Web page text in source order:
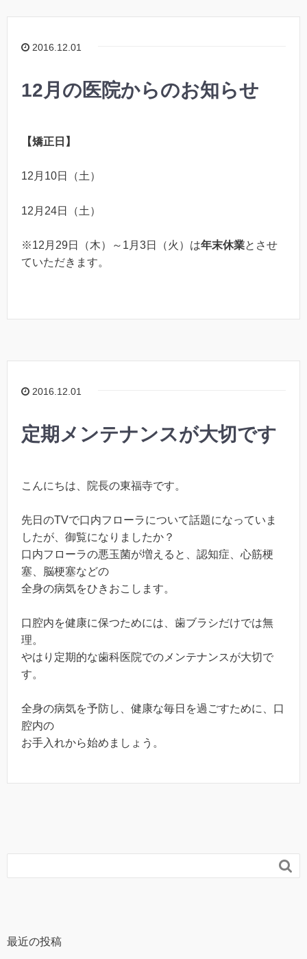
2016.12.01
12月の医院からのお知らせ
【矯正日】
12月10日（土）
12月24日（土）
※12月29日（木）～1月3日（火）は年末休業とさせ
ていただきます。
2016.12.01
定期メンテナンスが大切です
こんにちは、院長の東福寺です。
先日のTVで口内フローラについて話題になっていま
したが、御覧になりましたか？
口内フローラの悪玉菌が増えると、認知症、心筋梗
塞、脳梗塞などの
全身の病気をひきおこします。
口腔内を健康に保つためには、歯ブラシだけでは無
理。
やはり定期的な歯科医院でのメンテナンスが大切で
す。
全身の病気を予防し、健康な毎日を過ごすために、口
腔内の
お手入れから始めましょう。

最近の投稿